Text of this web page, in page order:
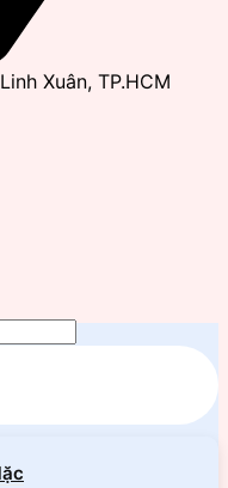
Xuân, TP.HCM